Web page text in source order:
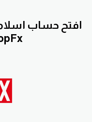
افتح حساب